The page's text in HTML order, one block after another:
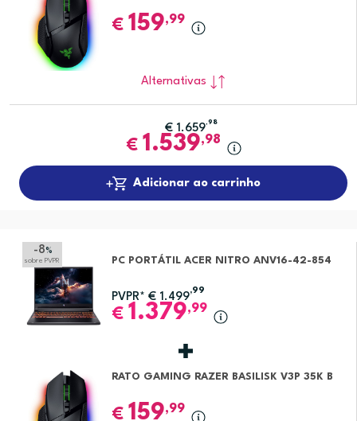
€ 159,99
Alternativas
€ 1.659,98
€ 1.539,98
Adicionar ao carrinho
-8 %
sobre PVPR PC PORTÁTIL ACER NITRO ANV16-42-854
PVPR* € 1.499
,99
€ 1.379,99
RATO GAMING RAZER BASILISK V3P 35K B
€ 159,99